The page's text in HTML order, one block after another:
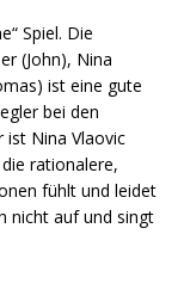
Spiel. Die
(John), Nina
ist eine gute
bei den
ist Nina Vlaovic
rationalere,
fühlt und leidet
nicht auf und singt